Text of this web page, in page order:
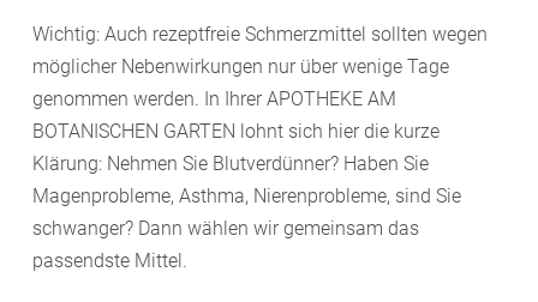
Wichtig: Auch rezeptfreie Schmerzmittel sollten wegen
möglicher Nebenwirkungen nur über wenige Tage
genommen werden. In Ihrer APOTHEKE AM
BOTANISCHEN GARTEN lohnt sich hier die kurze
Klärung: Nehmen Sie Blutverdünner? Haben Sie
Magenprobleme, Asthma, Nierenprobleme, sind Sie
schwanger? Dann wählen wir gemeinsam das
passendste Mittel.